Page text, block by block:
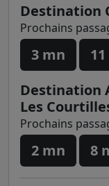
Destination
Prochains
3 mn
Destination
Les
Prochains
2 mn 8